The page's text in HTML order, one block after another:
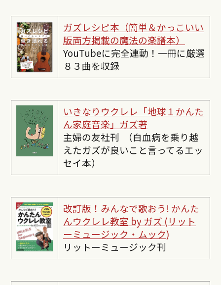
ガズレシピ本（簡単＆かっこいい
版両方掲載の魔法の楽譜本）
YouTubeに完全連動！一冊に厳選
８３曲を収録
いきなりウクレレ「地球１かんた
ん家庭音楽」ガズ著
主婦の友社刊 （白血病を乗り越
えたガズが良いこと言ってるエッ
セイ本）
改訂版！みんなで歌おう! かんた
んウクレレ教室 by ガズ (リット
ーミュージック・ムック)
リットーミュージック刊